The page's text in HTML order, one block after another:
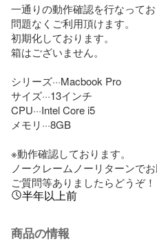
一通りの動作確認を行なってお
問題なくご利用頂けます。
初期化しております。
箱はございません。
シリーズ···Macbook Pro
サイズ···13インチ
CPU···Intel Core i5
メモリ···8GB
※動作確認しております。
ノークレームノーリターンでお
ご質問等ありましたらどうぞ！
半年以上前
商品の情報